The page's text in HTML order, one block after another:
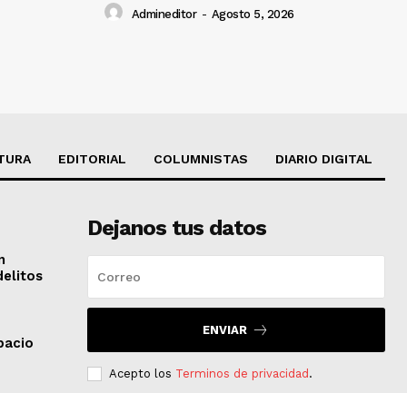
Admineditor - Agosto 5, 2026
EDITORIAL COLUMNISTAS DIARIO DIGITAL
Dejanos tus datos
ENVIAR
Acepto los Terminos de privacidad .